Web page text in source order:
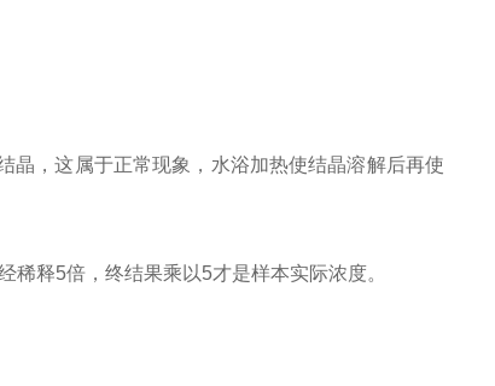
，这属于正常现象，水浴加热使结晶溶解后再使
释5倍，终结果乘以5才是样本实际浓度。